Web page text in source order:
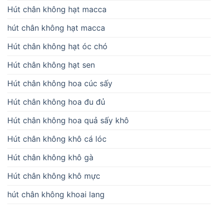
Hút chân không hạt macca
hút chân không hạt macca
Hút chân không hạt óc chó
Hút chân không hạt sen
Hút chân không hoa cúc sấy
Hút chân không hoa đu đủ
Hút chân không hoa quả sấy khô
Hút chân không khô cá lóc
Hút chân không khô gà
Hút chân không khô mực
hút chân không khoai lang